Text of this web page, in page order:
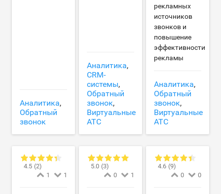
Аналитика,
Обратный
звонок
Аналитика,
CRM-
системы,
Обратный
звонок,
Виртуальные
АТС
рекламных
источников
звонков и
повышение
эффективности
рекламы
Аналитика,
Обратный
звонок,
Виртуальные
АТС
4.5 (2)
1
1
5.0 (3)
0
1
4.6 (9)
0
0